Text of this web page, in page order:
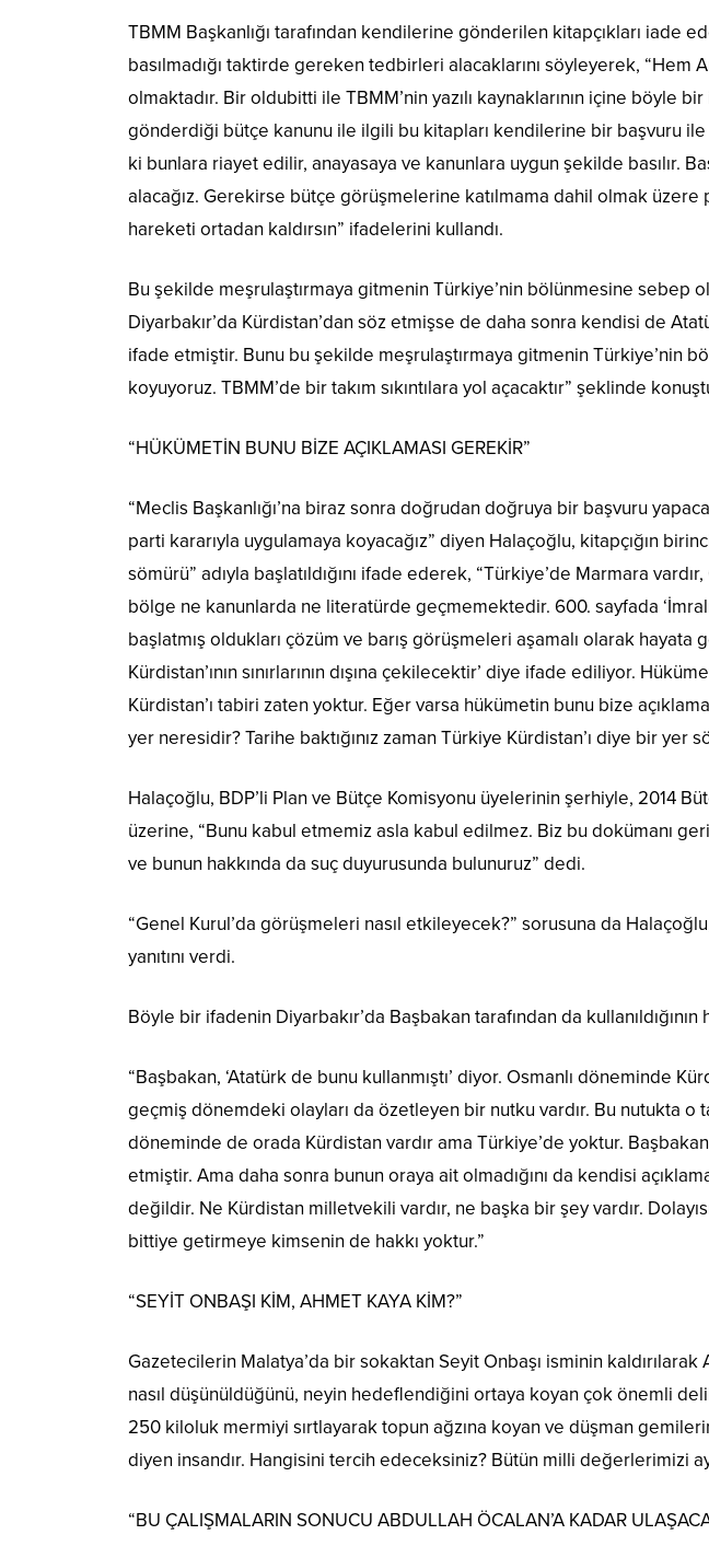
TBMM Başkanlığı tarafından kendilerine gönderilen kitapçıkları iade
basılmadığı taktirde gereken tedbirleri alacaklarını söyleyerek, “Hem
olmaktadır. Bir oldubitti ile TBMM’nin yazılı kaynaklarının içine böyle
gönderdiği bütçe kanunu ile ilgili bu kitapları kendilerine bir başvuru
ki bunlara riayet edilir, anayasaya ve kanunlara uygun şekilde basılır.
alacağız. Gerekirse bütçe görüşmelerine katılmama dahil olmak üzere
hareketi ortadan kaldırsın” ifadelerini kullandı.
Bu şekilde meşrulaştırmaya gitmenin Türkiye’nin bölünmesine sebep
Diyarbakır’da Kürdistan’dan söz etmişse de daha sonra kendisi de
ifade etmiştir. Bunu bu şekilde meşrulaştırmaya gitmenin Türkiye’nin
koyuyoruz. TBMM’de bir takım sıkıntılara yol açacaktır” şeklinde
“HÜKÜMETİN BUNU BİZE AÇIKLAMASI GEREKİR”
“Meclis Başkanlığı’na biraz sonra doğrudan doğruya bir başvuru
parti kararıyla uygulamaya koyacağız” diyen Halaçoğlu, kitapçığın
sömürü” adıyla başlatıldığını ifade ederek, “Türkiye’de Marmara
bölge ne kanunlarda ne literatürde geçmemektedir. 600. sayfada
başlatmış oldukları çözüm ve barış görüşmeleri aşamalı olarak
Kürdistan’ının sınırlarının dışına çekilecektir’ diye ifade ediliyor.
Kürdistan’ı tabiri zaten yoktur. Eğer varsa hükümetin bunu bize
yer neresidir? Tarihe baktığınız zaman Türkiye Kürdistan’ı diye bir yer
Halaçoğlu, BDP’li Plan ve Bütçe Komisyonu üyelerinin şerhiyle, 2014
üzerine, “Bunu kabul etmemiz asla kabul edilmez. Biz bu dokümanı
ve bunun hakkında da suç duyurusunda bulunuruz” dedi.
“Genel Kurul’da görüşmeleri nasıl etkileyecek?” sorusuna da
yanıtını verdi.
Böyle bir ifadenin Diyarbakır’da Başbakan tarafından da
“Başbakan, ‘Atatürk de bunu kullanmıştı’ diyor. Osmanlı döneminde
geçmiş dönemdeki olayları da özetleyen bir nutku vardır. Bu nutukta
döneminde de orada Kürdistan vardır ama Türkiye’de yoktur.
etmiştir. Ama daha sonra bunun oraya ait olmadığını da kendisi
değildir. Ne Kürdistan milletvekili vardır, ne başka bir şey vardır.
bittiye getirmeye kimsenin de hakkı yoktur.”
“SEYİT ONBAŞI KİM, AHMET KAYA KİM?”
Gazetecilerin Malatya’da bir sokaktan Seyit Onbaşı isminin
nasıl düşünüldüğünü, neyin hedeflendiğini ortaya koyan çok önemli
250 kiloluk mermiyi sırtlayarak topun ağzına koyan ve düşman
diyen insandır. Hangisini tercih edeceksiniz? Bütün milli değerlerimizi
“BU ÇALIŞMALARIN SONUCU ABDULLAH ÖCALAN’A KADAR